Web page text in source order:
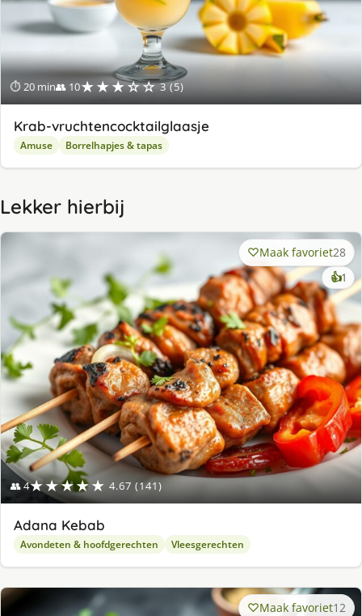
⏱ 20 min👥 10★★★☆☆ 3 (5)
Krab-vruchtencocktailglaasje
Amuse Borrelhapjes & tapas
Lekker hierbij
👥 4★★★★★ 4.67 (141)
Maak favoriet28
👍1
Adana Kebab
Avondeten & hoofdgerechten Vleesgerechten
Maak favoriet12